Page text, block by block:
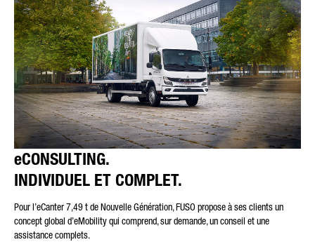
eCONSULTING.
INDIVIDUEL ET COMPLET.
Pour l’eCanter 7,49 t de Nouvelle Génération, FUSO propose à ses clients un
concept global d’eMobility qui comprend, sur demande, un conseil et une
assistance complets.